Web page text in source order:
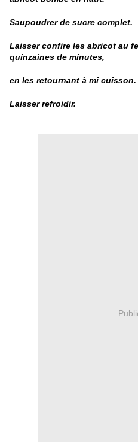
Saupoudrer de sucre complet.
Laisser confire les abricot au
quinzaines de minutes,
en les retournant à mi cuisson.
Laisser refroidir.